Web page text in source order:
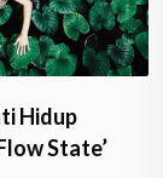
Hidup
State’